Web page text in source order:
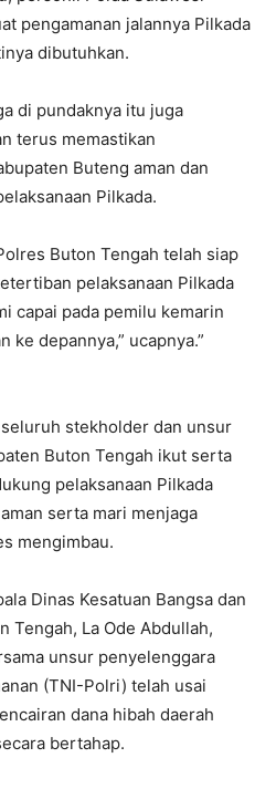
pengamanan jalannya Pilkada
dibutuhkan.
di pundaknya itu juga
terus memastikan
Buteng aman dan
Pilkada.
Buton Tengah telah siap
pelaksanaan Pilkada
capai pada pemilu kemarin
ke depannya,” ucapnya.”
stekholder dan unsur
Buton Tengah ikut serta
pelaksanaan Pilkada
serta mari menjaga
mengimbau.
Dinas Kesatuan Bangsa dan
Tengah, La Ode Abdullah,
unsur penyelenggara
(TNI-Polri) telah usai
dana hibah daerah
bertahap.